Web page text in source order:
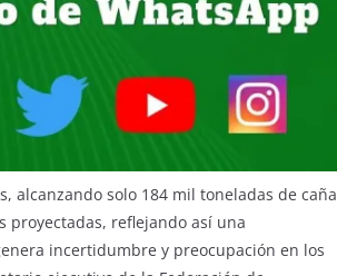
alcanzando solo 184 mil toneladas de caña
proyectadas, reflejando así una
incertidumbre y preocupación en los